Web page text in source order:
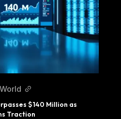
$140 Million as
Traction